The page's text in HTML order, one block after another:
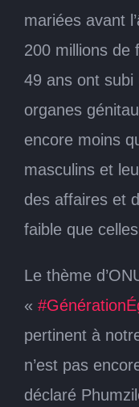
mariées avant
200 millions de
49 ans ont subi
organes
encore moins
masculins et
des affaires et
faible que
Le thème
«
pertinent à
n’est pas
déclaré